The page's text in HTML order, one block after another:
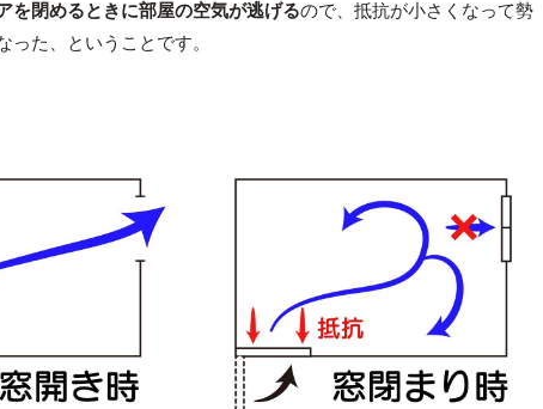
を閉めるときに部屋の空気が逃げるので、抵抗が小さくなって勢
った、ということです。